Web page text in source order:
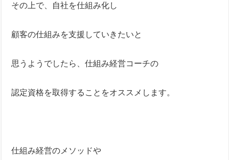
その上で、自社を仕組み化し
顧客の仕組みを支援していきたいと
思うようでしたら、仕組み経営コーチの
認定資格を取得することをオススメします。
仕組み経営のメソッドや